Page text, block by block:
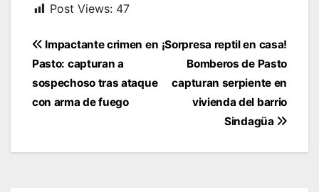
Post Views: 47
Navegación
de
entradas
¡Sorpresa reptil en casa!
Bomberos de Pasto
capturan serpiente en
vivienda del barrio
Sindagüa
Impactante crimen en
Pasto: capturan a
sospechoso tras ataque
con arma de fuego